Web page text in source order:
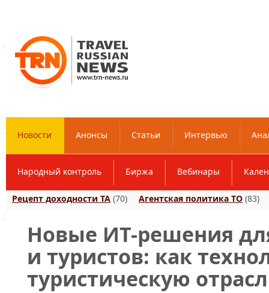
Новости Анонсы Статьи Интервью
Народный контроль Биржа Вебинары
Рецепт доходности ТА (70) Агентская политика ТО (83)
Новые ИТ-решения
и туристов: как
туристическую